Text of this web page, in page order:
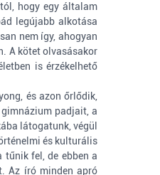
hogy egy általam
legújabb alkotása
nem így, ahogyan
A kötet olvasásakor
is érzékelhető
és azon őrlődik,
padjait, a
látogatunk, végül
és kulturális
tűnik fel, de ebben a
Az író minden apró